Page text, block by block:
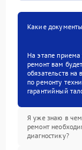
Какие
На этапе приема
ремонт вам
обязательств на
по ремонту
гарантийный
Я уже знаю в
ремонт
диагностику?